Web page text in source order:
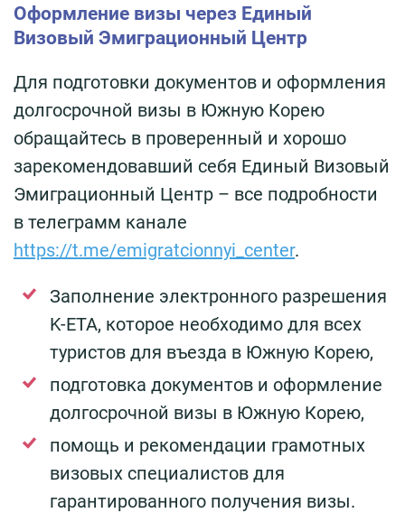
Оформление визы через Единый
Визовый Эмиграционный Центр
Для подготовки документов и оформления
долгосрочной визы в Южную Корею
обращайтесь в проверенный и хорошо
зарекомендовавший себя Единый Визовый
Эмиграционный Центр – все подробности
в телеграмм канале
https://t.me/emigratcionnyi_center.
Заполнение электронного разрешения
K-ETA, которое необходимо для всех
туристов для въезда в Южную Корею,
подготовка документов и оформление
долгосрочной визы в Южную Корею,
помощь и рекомендации грамотных
визовых специалистов для
гарантированного получения визы.